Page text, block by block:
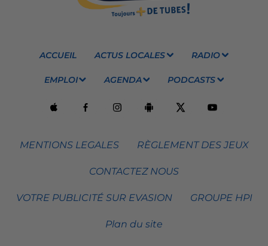
ACCUEIL ACTUS LOCALES RADIO
EMPLOI AGENDA PODCASTS
MENTIONS LEGALES RÈGLEMENT DES JEUX
CONTACTEZ NOUS
VOTRE PUBLICITÉ SUR EVASION GROUPE HPI
Plan du site